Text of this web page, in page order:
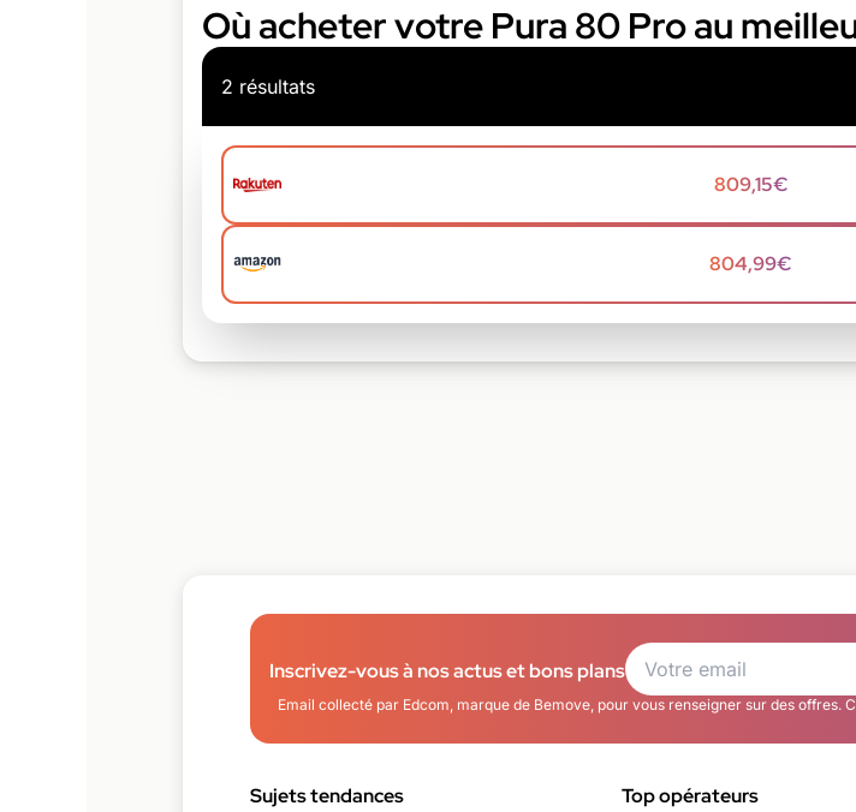
Où acheter votre Pura 80 Pro au
2 résultats
809,15€
804,99€
Inscrivez-vous à nos actus et bons plans
Email collecté par Edcom, marque de Bemove, pour vous renseigner sur des offres.
Sujets tendances Top opérateurs